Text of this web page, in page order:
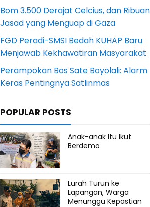
Bom 3.500 Derajat Celcius, dan Ribuan
Jasad yang Menguap di Gaza
FGD Peradi-SMSI Bedah KUHAP Baru
Menjawab Kekhawatiran Masyarakat
Perampokan Bos Sate Boyolali: Alarm
Keras Pentingnya Satlinmas
POPULAR POSTS
Anak-anak Itu Ikut
Berdemo
Lurah Turun ke
Lapangan, Warga
Menunggu Kepastian